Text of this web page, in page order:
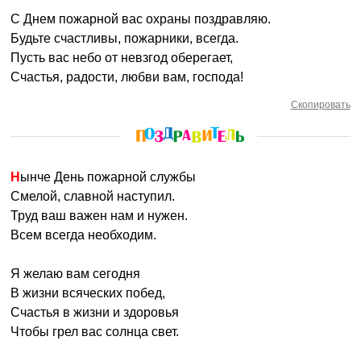
С Днем пожарной вас охраны поздравляю.
Будьте счастливы, пожарники, всегда.
Пусть вас небо от невзгод оберегает,
Счастья, радости, любви вам, господа!
Скопировать
Нынче День пожарной службы
Смелой, славной наступил.
Труд ваш важен нам и нужен.
Всем всегда необходим.
Я желаю вам сегодня
В жизни всяческих побед,
Счастья в жизни и здоровья
Чтобы грел вас солнца свет.